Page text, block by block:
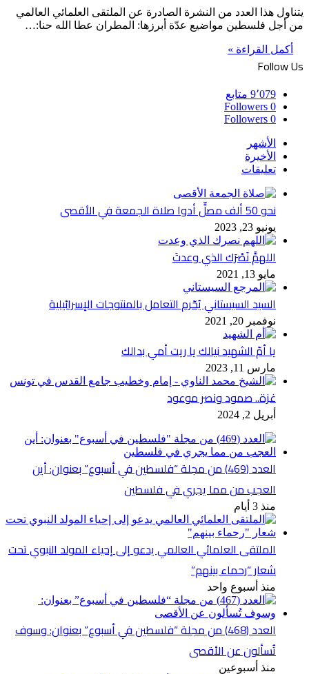
يتناول هذا العدد من النشرة الصادرة عن الملتقى العلمائي العالمي
من أجل فلسطين مواضيع عدّة أبرزها: المطران عطا الله حنا:…
أكمل القراءة »
Follow Us
9٬079 متابع
0
Followers
0
Followers
الأشهر
الأخيرة
تعليقات
نحو 50 ألف مصلٍّ أدوا صلاة الجمعة في الأقصى
يونيو 23, 2023
اللهمَّ نَصْرَك الذي وعدتَ
مايو 13, 2021
السيد السيستاني يُحّرم التعامل بالمنتوجات الإسرائيلية
نوفمبر 20, 2021
يا أمّ الشهيد نيالك يا ريت أمي بدالك
مارس 11, 2023
غزة.. صمود ونصر موعود
أبريل 2, 2024
العدد (469) من مجلة “فلسطين في أسبوع” بعنوان: أين
العجب من مما يجري في فلسطين
منذ 3 أيام
الملتقى العلمائي العالمي يدعو إلى إحياء المولد النبوي تحت
شعار “رحماء بينهم”
منذ أسبوع واحد
العدد (468) من مجلة “فلسطين في أسبوع” بعنوان: وسوف
تُسألون عن الأقصى
منذ أسبوعين